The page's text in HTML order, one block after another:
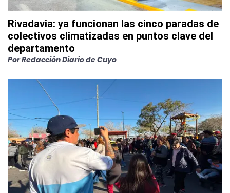
Rivadavia: ya funcionan las cinco paradas de
colectivos climatizadas en puntos clave del
departamento
PorRedacción Diario de Cuyo